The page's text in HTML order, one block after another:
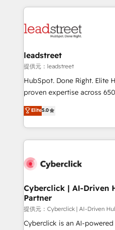
HubSpot projects for mid-
combine HubSpot, data,
and technology for
growth. Our expertise spans
architecture, AI enablement,
delivered through our
Partner and ISO
we blend strategy,
leadstreet
提供元：leadstreet
HubSpot. Done Right. Elite
proven expertise across
implementations. With 12+ years of HubSpot
experience, we help you
to its fullest capacity,
website, or build your new
Elite5.0
Cyberclick | AI-Driven
Partner
提供元：Cyberclick | AI-Driven
Cyberclick is an AI-